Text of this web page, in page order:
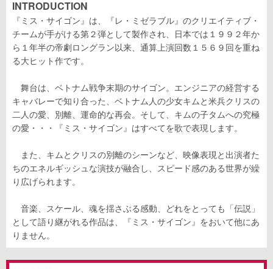
INTRODUCTION
『ミス・サイゴン』は、『レ・ミゼラブル』のクリエイティブ・
チームが手がける第２弾として製作され、日本では１９９２年か
ら１年半の帝劇ロングラン以来、通算上演回数１５６９回を重ね
る大ヒット作です。
舞台は、ベトナム戦争末期のサイゴン。エンジニアの経営する
キャバレーで知り合った、ベトナム人の少女キムと米兵クリスの
二人の愛、別離、運命的な再会。そして、キムの子タムへの究極
の愛・・・『ミス・サイゴン』はすべてを歌で表現します。
また、キムとクリスの別離のシーンなど、映像表現と出演者た
ちのエネルギッシュな演技が融合し、スピード感のある世界が繰
り広げられます。
音楽、スケール、魂を揺さぶる感動、どれをとっても「伝説」
として語り継がれる作品は、『ミス・サイゴン』をおいて他にあ
りません。